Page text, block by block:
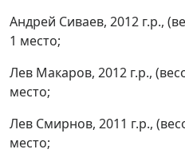
Андрей Сиваев, 2012 г.р.,
1 место;
Лев Макаров, 2012 г.р.,
место;
Лев Смирнов, 2011 г.р.,
место;